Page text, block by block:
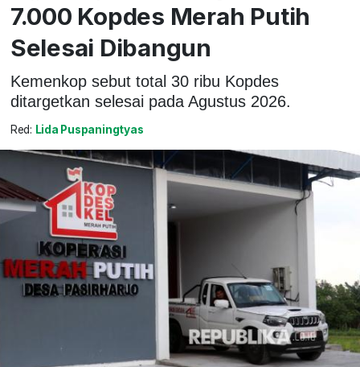
7.000 Kopdes Merah Putih
Selesai Dibangun
Kemenkop sebut total 30 ribu Kopdes
ditargetkan selesai pada Agustus 2026.
Red: Lida Puspaningtyas